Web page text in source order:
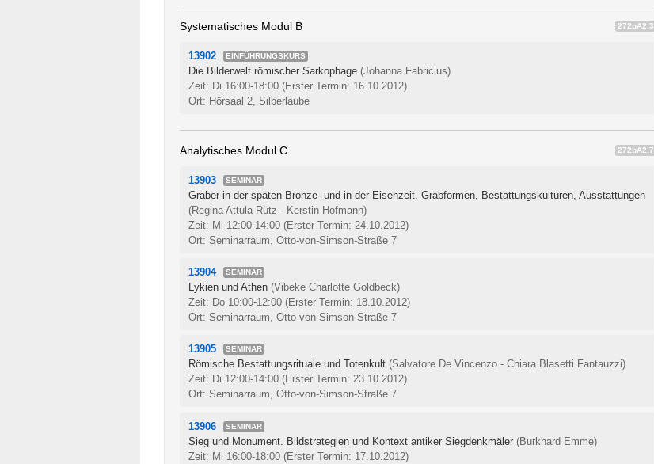
Systematisches Modul B 272bA2.3
13902 EINFÜHRUNGSKURS
Die Bilderwelt römischer Sarkophage (Johanna Fabricius)
Zeit: Di 16:00-18:00 (Erster Termin: 16.10.2012)
Ort: Hörsaal 2, Silberlaube
Analytisches Modul C 272bA2.7
13903 SEMINAR
Gräber in der späten Bronze- und in der Eisenzeit. Grabformen, Bestattungskulturen, Ausstattungen
(Regina Attula-Rütz - Kerstin Hofmann)
Zeit: Mi 12:00-14:00 (Erster Termin: 24.10.2012)
Ort: Seminarraum, Otto-von-Simson-Straße 7
13904 SEMINAR
Lykien und Athen (Vibeke Charlotte Goldbeck)
Zeit: Do 10:00-12:00 (Erster Termin: 18.10.2012)
Ort: Seminarraum, Otto-von-Simson-Straße 7
13905 SEMINAR
Römische Bestattungsrituale und Totenkult (Salvatore De Vincenzo - Chiara Blasetti Fantauzzi)
Zeit: Di 12:00-14:00 (Erster Termin: 23.10.2012)
Ort: Seminarraum, Otto-von-Simson-Straße 7
13906 SEMINAR
Sieg und Monument. Bildstrategien und Kontext antiker Siegdenkmäler (Burkhard Emme)
Zeit: Mi 16:00-18:00 (Erster Termin: 17.10.2012)